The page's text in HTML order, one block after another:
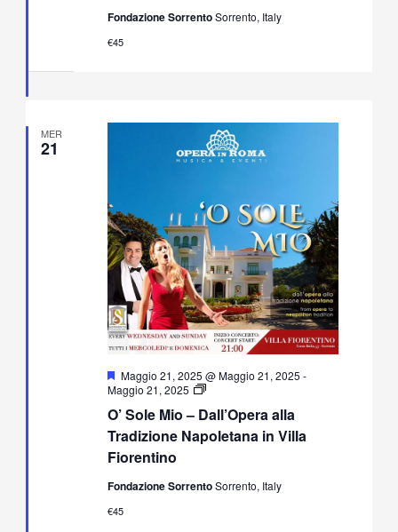
Napoletana
Fondazione SorrentoSorrento, Italy
€45
MER
21
O’ Sole Mio – Dall’Opera alla
Tradizione Napoletana in Villa
Fiorentino
Segnalati
Maggio 21, 2025 @ Maggio 21, 2025 -
Maggio 21, 2025
O’
Mio
–
Dall’Opera
Napoletana
Fondazione SorrentoSorrento, Italy
€45